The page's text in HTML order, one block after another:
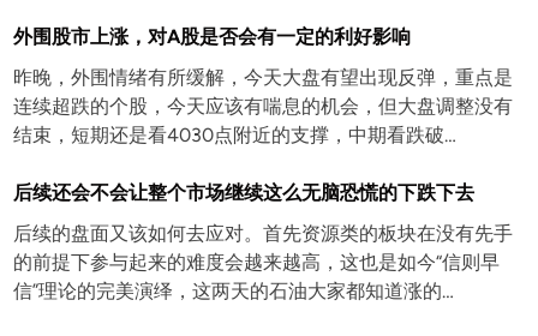
外围股市上涨，对A股是否会有一定的利好影响
昨晚，外围情绪有所缓解，今天大盘有望出现反弹，重点是
连续超跌的个股，今天应该有喘息的机会，但大盘调整没有
结束，短期还是看4030点附近的支撑，中期看跌破…
后续还会不会让整个市场继续这么无脑恐慌的下跌下去
后续的盘面又该如何去应对。首先资源类的板块在没有先手
的前提下参与起来的难度会越来越高，这也是如今“信则早
信”理论的完美演绎，这两天的石油大家都知道涨的…